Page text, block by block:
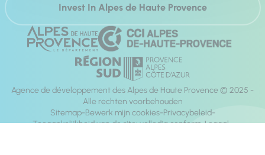
Invest In Alpes de Haute Provence
Agence de développement des Alpes de Haute Provence © 2025 -
Alle rechten voorbehouden
Sitemap Bewerk mijn cookies Privacybeleid
Toegankelijkheid van de site: volledig conform Legaal